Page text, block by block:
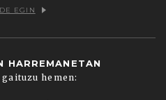
EGIN
HARREMANETAN
hemen: